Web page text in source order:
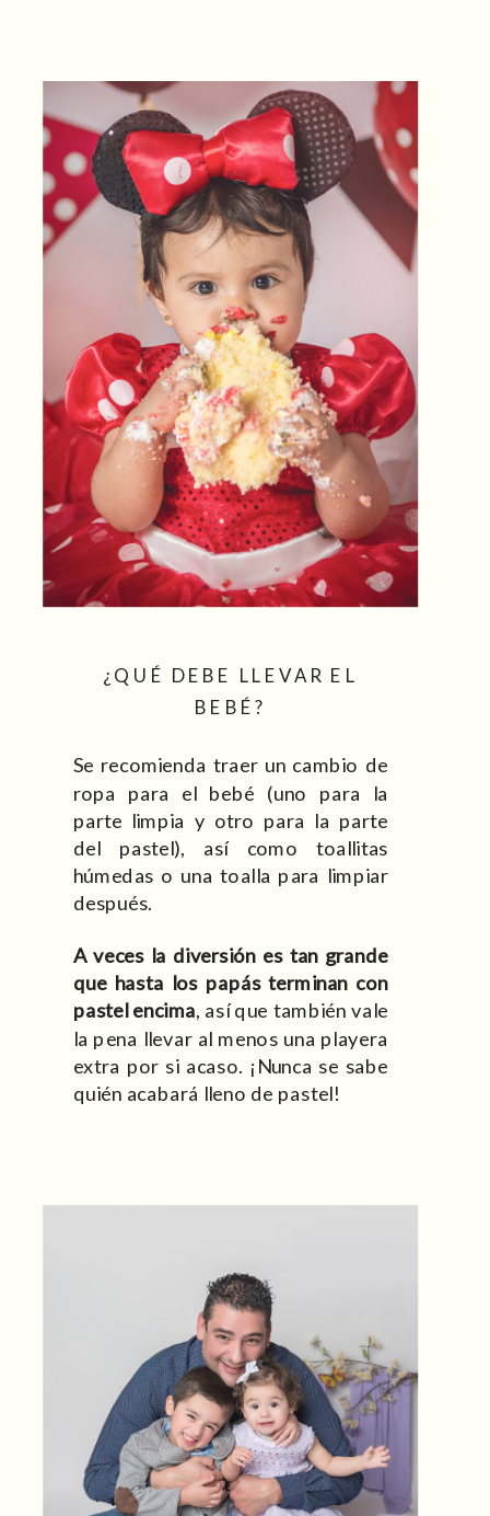
¿QUÉ DEBE LLEVAR EL
BEBÉ?
Se recomienda traer un cambio de
ropa para el bebé (uno para la
parte limpia y otro para la parte
del pastel), así como toallitas
húmedas o una toalla para limpiar
después.
A veces la diversión es tan grande
que hasta los papás terminan con
pastel encima, así que también vale
la pena llevar al menos una playera
extra por si acaso. ¡Nunca se sabe
quién acabará lleno de pastel!